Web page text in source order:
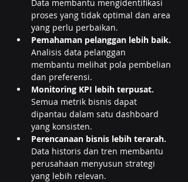
Data membantu mengidentifikasi
proses yang tidak optimal dan area
yang perlu perbaikan.
Pemahaman pelanggan lebih baik.
Analisis data pelanggan
membantu melihat pola pembelian
dan preferensi.
Monitoring KPI lebih terpusat.
Semua metrik bisnis dapat
dipantau dalam satu dashboard
yang konsisten.
Perencanaan bisnis lebih terarah.
Data historis dan tren membantu
perusahaan menyusun strategi
yang lebih relevan.